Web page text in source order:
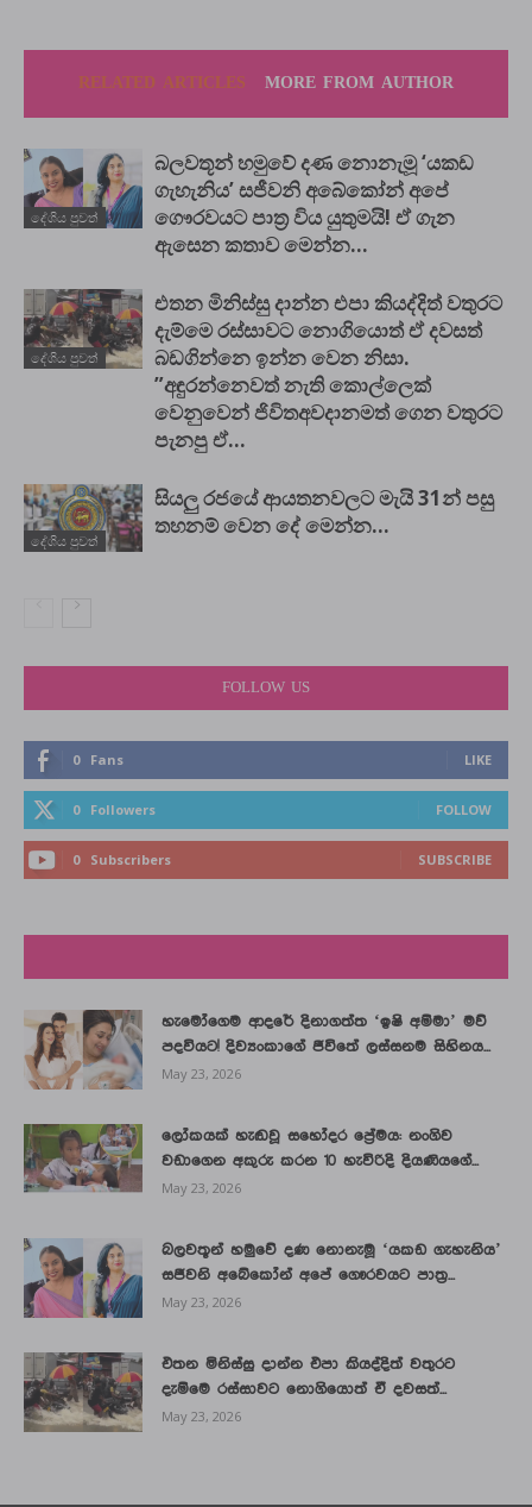
RELATED ARTICLES MORE FROM AUTHOR
දේශිය පුවත්
බලවතූන් හමුවේ දණ නොනැමූ ‘යකඩ
ගැහැනිය’ සජීවනි අබේකෝන් අපේ
ගෞරවයට පාත්‍ර විය යුතුමයි! ඒ ගැන
ඇසෙන කතාව මෙන්න…
දේශිය පුවත්
එතන මිනිස්සු දාන්න එපා කියද්දිත් වතුරට
දැම්මෙ රස්සාවට නොගියොත් ඒ දවසත්
බඩගින්නෙ ඉන්න වෙන නිසා.
”අඳුරන්නෙවත් නැති කොල්ලෙක්
වෙනුවෙන් ජිවිතඅවදානමත් ගෙන වතුරට
පැනපු ඒ...
දේශිය පුවත්
සියලු රජයේ ආයතනවලට මැයි 31න් පසු
තහනම් වෙන දේ මෙන්න…
FOLLOW US
0 Fans LIKE
0 Followers FOLLOW
0 Subscribers SUBSCRIBE
හැමෝගෙම ආදරේ දිනාගත්ත ‘ඉෂි අම්මා’ මව්
පදවියට! දිව්‍යංකාගේ ජීවිතේ ලස්සනම සිහිනය...
May 23, 2026
ලෝකයක් හැඬවූ සහෝදර ප්‍රේමය: නංගිව
වඩාගෙන අකුරු කරන 10 හැවිරිදි දියණියගේ...
May 23, 2026
බලවතූන් හමුවේ දණ නොනැමූ ‘යකඩ ගැහැනිය’
සජීවනි අබේකෝන් අපේ ගෞරවයට පාත්‍ර...
May 23, 2026
එතන මිනිස්සු දාන්න එපා කියද්දිත් වතුරට
දැම්මෙ රස්සාවට නොගියොත් ඒ දවසත්...
May 23, 2026